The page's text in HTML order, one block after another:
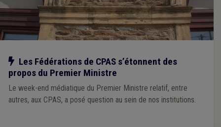
Notre action
Les Fédérations de CPAS s’étonnent des
propos du Premier Ministre
Le week-end médiatique du Premier Ministre relatif, entre
autres, aux CPAS, a posé question au sein de nos institutions.